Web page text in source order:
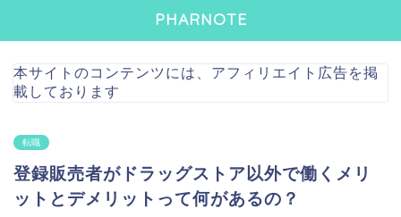
PHARNOTE
本サイトのコンテンツには、アフィリエイト広告を掲
載しております
転職
登録販売者がドラッグストア以外で働くメリ
ットとデメリットって何があるの？